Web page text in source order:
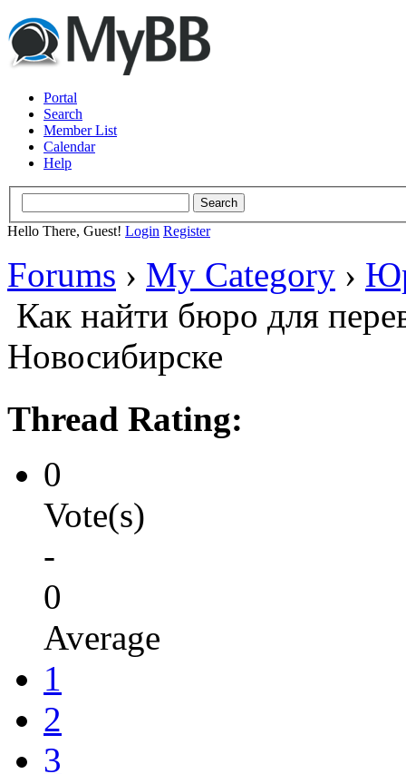
Portal
Search
Member List
Calendar
Help
Hello There, Guest! Login Register
Forums › My Category ›
Как найти бюро для
Новосибирске
Thread Rating:
0
Vote(s)
-
0
Average
1
2
3